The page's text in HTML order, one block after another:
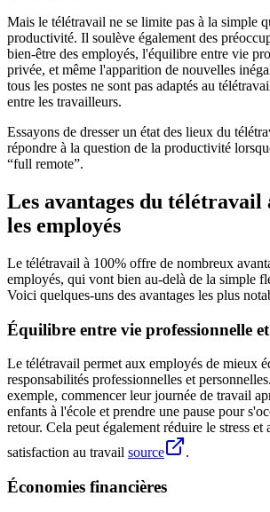
Mais le télétravail ne se limite pas à la simple
productivité. Il soulève également des
bien-être des employés, l'équilibre entre vie
privée, et même l'apparition de nouvelles
tous les postes ne sont pas adaptés au
entre les travailleurs.
Essayons de dresser un état des lieux du
répondre à la question de la productivité
“full remote”.
Les avantages du télétravail
les employés
Le télétravail à 100% offre de nombreux
employés, qui vont bien au-delà de la simple
Voici quelques-uns des avantages les plus
Équilibre entre vie professionnelle
Le télétravail permet aux employés de mieux
responsabilités professionnelles et
exemple, commencer leur journée de travail
enfants à l'école et prendre une pause pour
retour. Cela peut également réduire le stress et
satisfaction au travail source .
Économies financières